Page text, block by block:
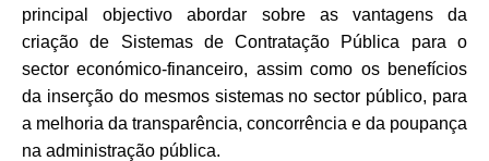
principal objectivo abordar sobre as vantagens da
criação de Sistemas de Contratação Pública para o
sector económico-financeiro, assim como os benefícios
da inserção do mesmos sistemas no sector público, para
a melhoria da transparência, concorrência e da poupança
na administração pública.